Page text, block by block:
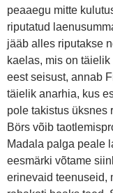
peaaegu mitte
riputatud
jääb alles riputakse
kaelas, mis on
eest seisust, annab
täielik anarhia, kus
pole takistus üksnes
Börs võib
Madala palga peale
eesmärki võtame
erinevaid teenuseid,